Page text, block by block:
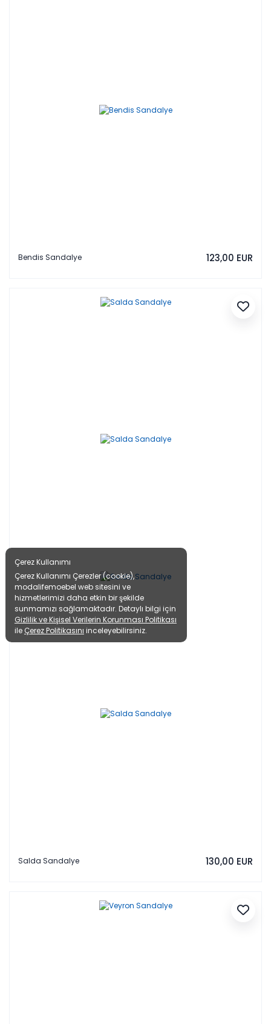
Bendis Sandalye 123,00 EUR
Salda Sandalye 130,00 EUR
Çerez Kullanımı
Çerez Kullanımı Çerezler (cookie),
modalifemoebel web sitesini ve
hizmetlerimizi daha etkin bir şekilde
sunmamızı sağlamaktadır. Detaylı bilgi için
Gizlilik ve Kişisel Verilerin Korunması Politikası
ile Çerez Politikasını inceleyebilirsiniz.